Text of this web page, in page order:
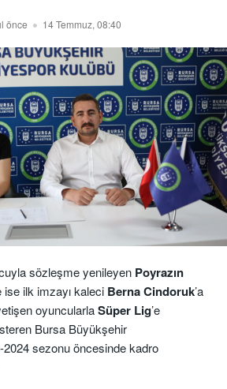
önce 14 Temmuz, 08:40
sözleşme yenileyen Poyrazın
ise ilk imzayı kaleci BernaCindoruk’a
oyuncularlaSüper Lig’e
Bursa Büyükşehir
2024 sezonu öncesinde kadro